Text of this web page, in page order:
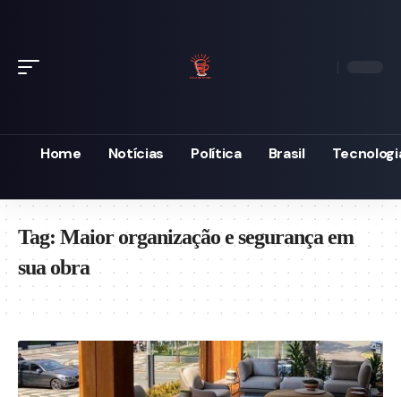
Home Notícias Política Brasil
Tag:Maior organização e segurança em
sua obra